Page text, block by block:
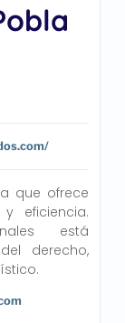
que ofrece
eficiencia.
está
derecho,